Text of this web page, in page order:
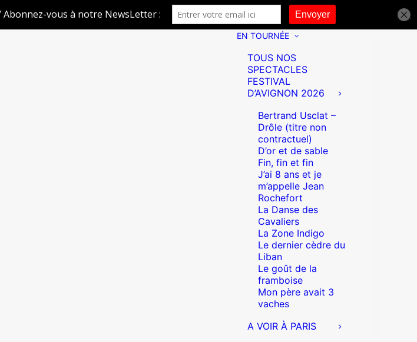
EN TOURNÉE
TOUS NOS
SPECTACLES
FESTIVAL
D’AVIGNON 2026
Bertrand Usclat –
Drôle (titre non
contractuel)
D’or et de sable
Fin, fin et fin
J’ai 8 ans et je
m’appelle Jean
Rochefort
La Danse des
Cavaliers
La Zone Indigo
Le dernier cèdre du
Liban
Le goût de la
framboise
Mon père avait 3
vaches
A VOIR À PARIS